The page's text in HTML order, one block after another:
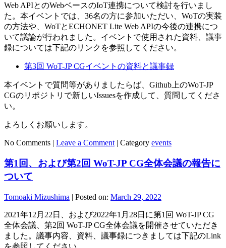
Web APIとのWebベースのIoT連携について検討を行いまし
た。本イベントでは、36名の方に参加いただい、WoTの実装
の方法や、WoTとECHONET Lite Web APIの今後の連携につ
いて議論が行われました。イベントで使用された資料、議事
録については下記のリンクを参照してください。
第3回 WoT-JP CGイベントの資料と議事録
本イベントで質問等がありましたらば、Github上のWoT-JP
CGのリポジトリで新しいIssuesを作成して、質問してくださ
い。
よろしくお願いします。
No Comments | Leave a Comment | Category events
第1回、および第2回 WoT-JP CG全体会議の報告に
ついて
Tomoaki Mizushima | Posted on: March 29, 2022
2021年12月22日、および2022年1月28日に第1回 WoT-JP CG
全体会議、第2回 WoT-JP CG全体会議を開催させていただき
ました。議事内容、資料、議事録につきましては下記のLink
を参照してください。